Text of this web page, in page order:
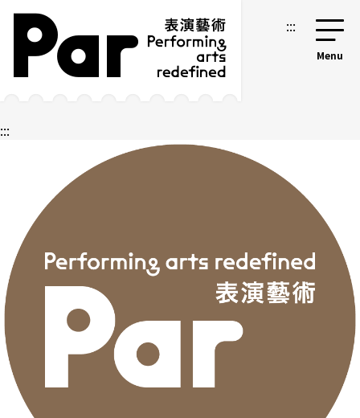
跳到主要內容區塊
網站導覽 :::
:::